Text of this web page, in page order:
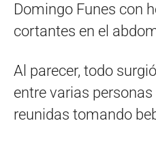
Domingo Funes con
cortantes en el
Al parecer, todo
entre varias
reunidas tomando